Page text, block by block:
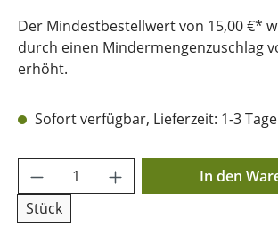
Der Mindestbestellwert von 15,00 €*
durch einen Mindermengenzuschlag
erhöht.
Sofort verfügbar, Lieferzeit: 1-3 Tage
Produkt Anzahl: Gib den
Stück
In den